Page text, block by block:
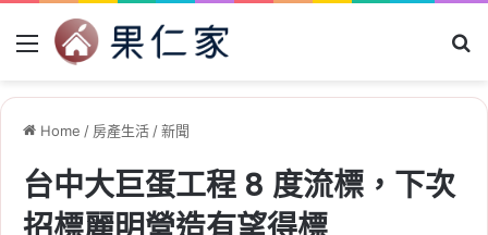
Menu
Home / 房產生活/新聞
台中大巨蛋工程 8 度流標，下次